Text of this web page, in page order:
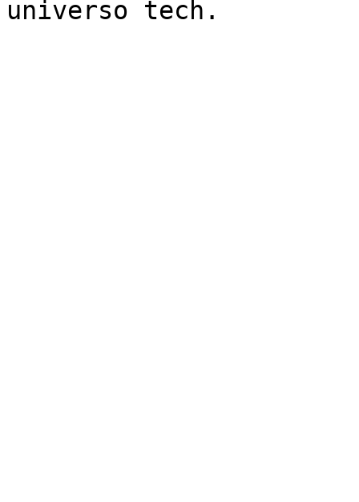
universo tech.